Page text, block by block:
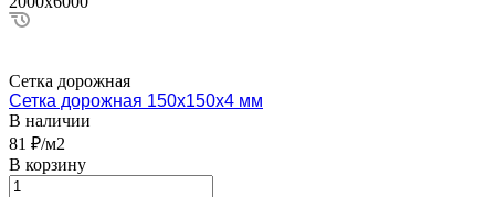
Сетка дорожная
Сетка дорожная 150х150х4 мм
В наличии
81 ₽/м2
В корзину